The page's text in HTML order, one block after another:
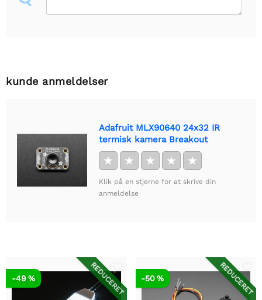
kunde anmeldelser
Adafruit MLX90640 24x32 IR
termisk kamera Breakout
★ ★ ★ ★ ★
Klik på en stjerne for at skrive din
anmeldelse
REDUCERET
-49 % REDUCERET
-50 %